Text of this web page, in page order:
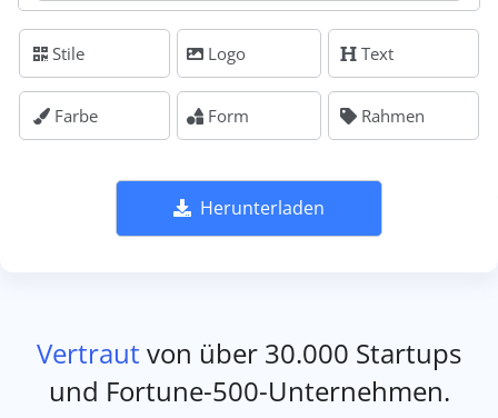
Stile Logo Text
Farbe Form Rahmen
Herunterladen
Vertraut von über 30.000 Startups
und Fortune-500-Unternehmen.